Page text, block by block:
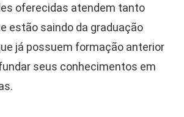
oferecidas atendem tanto
estão saindo da graduação
já possuem formação anterior
seus conhecimentos em